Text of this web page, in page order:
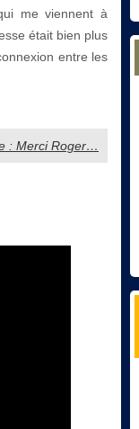
me viennent à
était bien plus
entre les
: Merci Roger…